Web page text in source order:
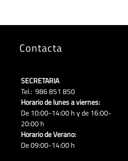
Contacta
SECRETARIA
Tel.: 986 851 850
Horario de lunes a viernes:
De 10:00-14:00 h y de 16:00-
20:00 h
Horario de Verano:
De 09:00-14:00 h